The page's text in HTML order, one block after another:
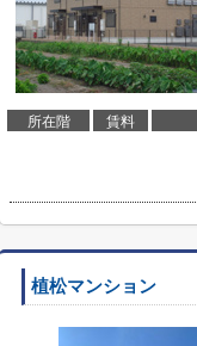
所在階 賃料
植松マンション